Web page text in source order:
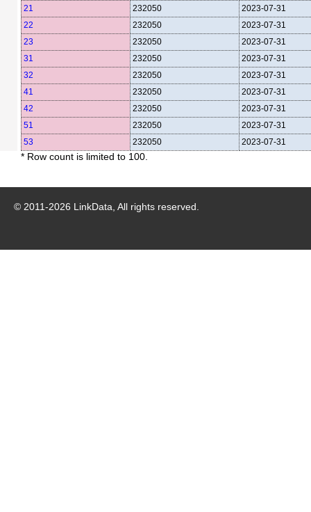
21
232050
2023-07-31
22
232050
2023-07-31
23
232050
2023-07-31
31
232050
2023-07-31
32
232050
2023-07-31
41
232050
2023-07-31
42
232050
2023-07-31
51
232050
2023-07-31
53
232050 2023-07-31
* Row count is limited to 100.
© 2011-2026 LinkData, All rights reserved.